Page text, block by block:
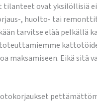
tilanteet ovat yksilöllisiä
, huolto- tai
tarvitse elää pelkällä
maksamiseen. Eikä sitä